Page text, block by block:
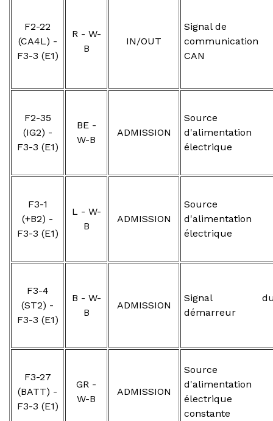
F2-22
(CA4L) -
F3-3 (E1)
R - W-
B
IN/OUT
Signal de
communication
CAN
F2-35
(IG2) -
F3-3 (E1)
BE -
W-B
ADMISSION
Source
d'alimentation
électrique
F3-1
(+B2) -
F3-3 (E1)
L - W-
B
ADMISSION
Source
d'alimentation
électrique
F3-4
(ST2) -
F3-3 (E1)
B - W-
B
ADMISSION
Signal
démarreur
F3-27
(BATT) -
F3-3 (E1)
GR -
W-B
ADMISSION
Source
d'alimentation
électrique
constante